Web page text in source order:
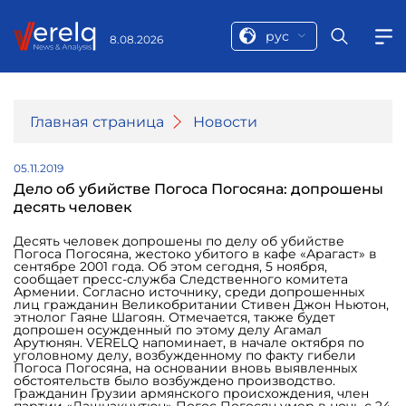
8.08.2026 рус
Главная страница Новости
05.11.2019
Дело об убийстве Погоса Погосяна: допрошены
десять человек
Десять человек допрошены по делу об убийстве
Погоса Погосяна, жестоко убитого в кафе «Арагаст» в
сентябре 2001 года. Об этом сегодня, 5 ноября,
сообщает пресс-служба Следственного комитета
Армении. Согласно источнику, среди допрошенных
лиц гражданин Великобритании Стивен Джон Ньютон,
этнолог Гаяне Шагоян. Отмечается, также будет
допрошен осужденный по этому делу Агамал
Арутюнян. VERELQ напоминает, в начале октября по
уголовному делу, возбужденному по факту гибели
Погоса Погосяна, на основании вновь выявленных
обстоятельств было возбуждено производство.
Гражданин Грузии армянского происхождения, член